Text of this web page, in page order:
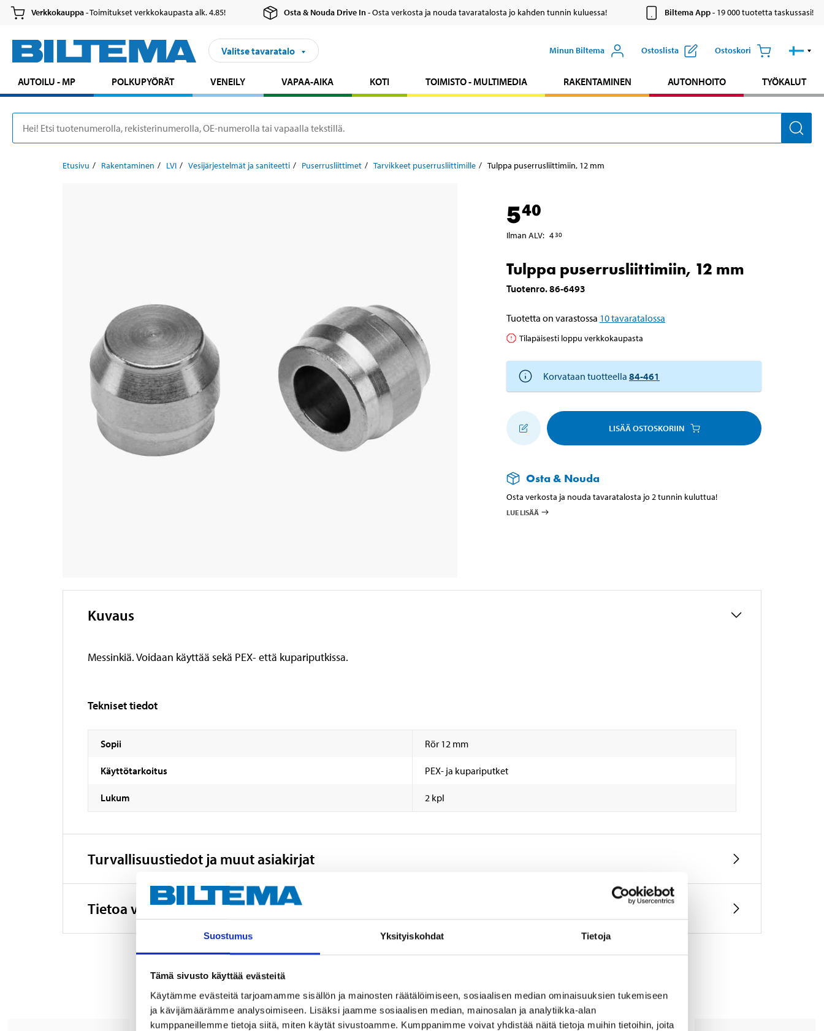
Suostumus Yksityiskohdat Tietoja
Tämä sivusto käyttää evästeitä
Käytämme evästeitä tarjoamamme sisällön ja mainosten räätälöimiseen, sosiaalisen median ominaisuuksien tukemiseen
ja kävijämäärämme analysoimiseen. Lisäksi jaamme sosiaalisen median, mainosalan ja analytiikka-alan
kumppaneillemme tietoja siitä, miten käytät sivustoamme. Kumppanimme voivat yhdistää näitä tietoja muihin tietoihin, joita
Verkkokauppa- Toimitukset verkkokaupasta alk. 4.85! Osta & Nouda Drive In- Osta verkosta ja nouda tavaratalosta jo kahden tunnin kuluessa! Biltema App- 19 000 tuotetta taskussasi!
Valitse tavaratalo Minun Biltema Ostoslista Ostoskori
AUTOILU - MP POLKUPYÖRÄT VENEILY VAPAA-AIKA KOTI TOIMISTO - MULTIMEDIA RAKENTAMINEN AUTONHOITO TYÖKALUT
Etusivu Rakentaminen LVI Vesijärjestelmät ja saniteetti Puserrusliittimet Tarvikkeet puserrusliittimille Tulppa puserrusliittimiin, 12 mm
540
Ilman ALV: 430
Tulppa puserrusliittimiin, 12 mm
Tuotenro.86-6493
Tuotetta on varastossa 10tavaratalossa
Tilapäisesti loppu verkkokaupasta
Korvataan tuotteella 84-461
LISÄÄ OSTOSKORIIN
Osta & Nouda
Osta verkosta ja nouda tavaratalosta jo 2 tunnin kuluttua!
LUE LISÄÄ
Kuvaus
Messinkiä. Voidaan käyttää sekä PEX- että kupariputkissa.
Tekniset tiedot
Sopii Rör 12 mm
Käyttötarkoitus PEX- ja kupariputket
Lukum 2 kpl
Turvallisuustiedot ja muut asiakirjat
Tietoa valmistajasta